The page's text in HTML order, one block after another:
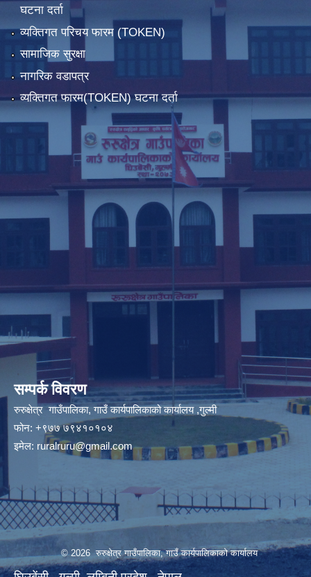
घटना दर्ता
व्यक्तिगत परिचय फारम (TOKEN)
सामाजिक सुरक्षा
नागरिक वडापत्र
व्यक्तिगत फारम(TOKEN) घटना दर्ता
सम्पर्क विवरण
रुरुक्षेत्र गाउँपालिका, गाउँ कार्यपालिकाको कार्यालय ,गुल्मी
फोन: +९७७ ७९४१०१०४
इमेल: ruralruru@gmail.com
© 2026 रुरुक्षेत्र गाउँपालिका, गाउँ कार्यपालिकाको कार्यालय